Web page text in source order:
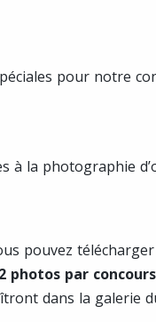
pour notre
à la photographie
pouvez
photos par concours
dans la galerie